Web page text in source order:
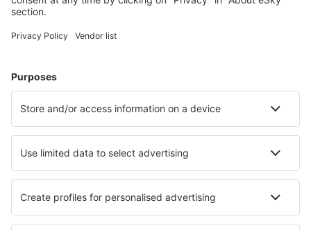
Unterkunft Chemuyil Unterkunft in Tlayecac
Die besten Unterkünfte - Städte
Unterkunft in Bloomsburg Unterkunft in Pollenca
Unterkunft in Sowerby